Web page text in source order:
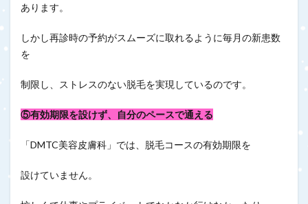
あります。
しかし再診時の予約がスムーズに取れるように毎月の新患数
を
制限し、ストレスのない脱毛を実現しているのです。
⑤有効期限を設けず、自分のペースで通える
「DMTC美容皮膚科」では、脱毛コースの有効期限を
設けていません。